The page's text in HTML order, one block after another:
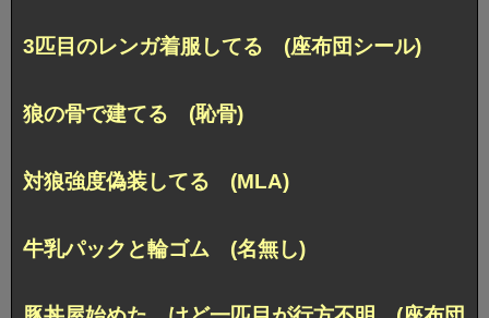
3匹目のレンガ着服してる (座布団シール)
狼の骨で建てる (恥骨)
対狼強度偽装してる (MLA)
牛乳パックと輪ゴム (名無し)